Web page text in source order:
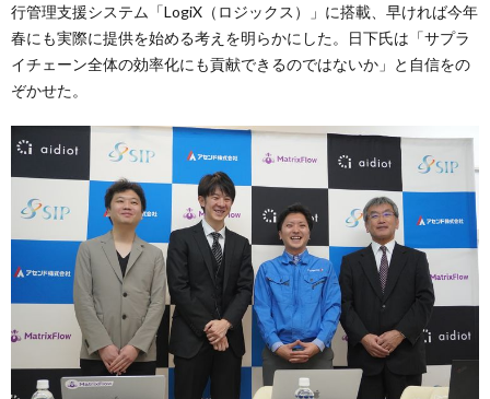
行管理支援システム「LogiX（ロジックス）」に搭載、早ければ今年
春にも実際に提供を始める考えを明らかにした。日下氏は「サプラ
イチェーン全体の効率化にも貢献できるのではないか」と自信をの
ぞかせた。